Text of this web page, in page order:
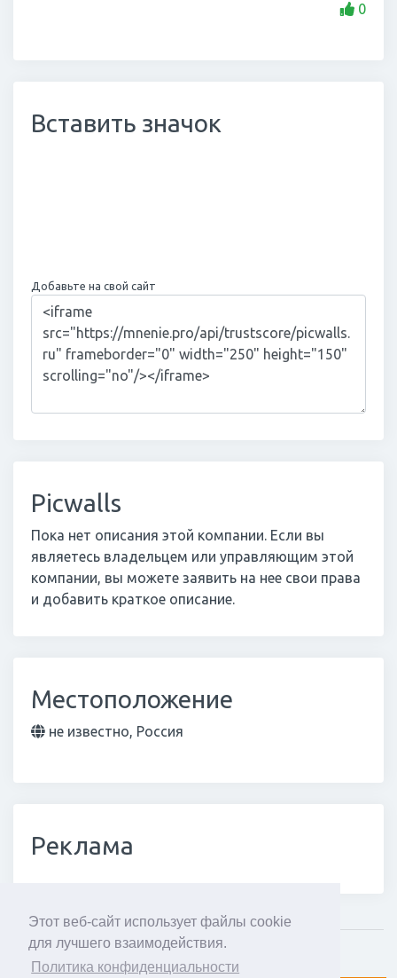
Этот веб-сайт использует файлы cookie
для лучшего взаимодействия.
Политика конфиденциальности
0
Вставить значок
Добавьте на свой сайт
Picwalls
Пока нет описания этой компании. Если вы
являетесь владельцем или управляющим этой
компании, вы можете заявить на нее свои права
и добавить краткое описание.
Местоположение
не известно, Россия
Реклама
Мнение про